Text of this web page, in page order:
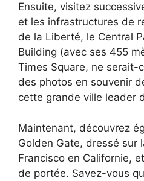
Ensuite, visitez
et les infrastructures de
de la Liberté, le Central
Building (avec ses 455
Times Square, ne serait-
des photos en souvenir
cette grande ville leader
Maintenant, découvrez
Golden Gate, dressé sur
Francisco en Californie,
de portée. Savez-vous